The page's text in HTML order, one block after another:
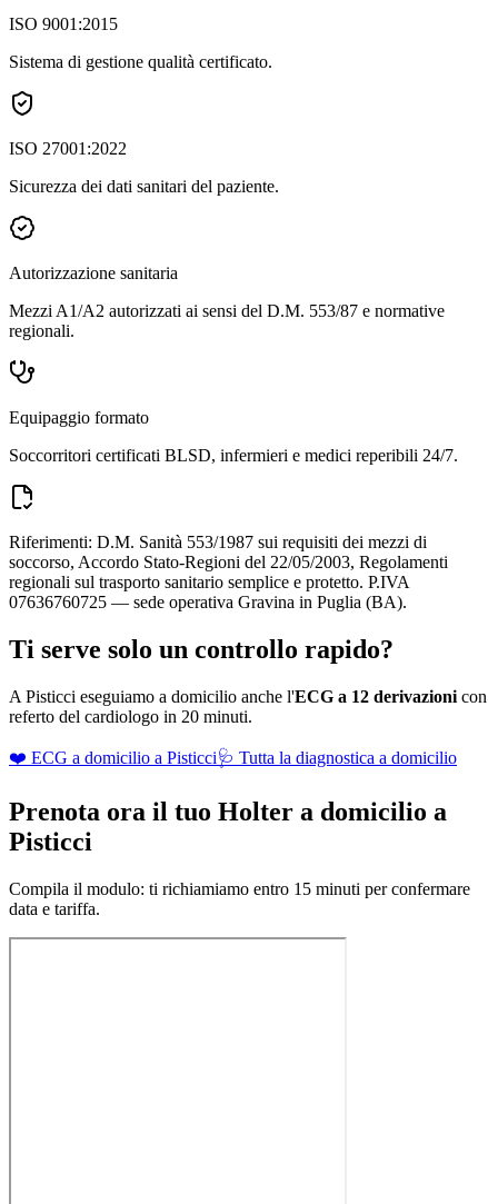
ISO 9001:2015
Sistema di gestione qualità certificato.
ISO 27001:2022
Sicurezza dei dati sanitari del paziente.
Autorizzazione sanitaria
Mezzi A1/A2 autorizzati ai sensi del D.M. 553/87 e normative
regionali.
Equipaggio formato
Soccorritori certificati BLSD, infermieri e medici reperibili 24/7.
Riferimenti: D.M. Sanità 553/1987 sui requisiti dei mezzi di
soccorso, Accordo Stato-Regioni del 22/05/2003, Regolamenti
regionali sul trasporto sanitario semplice e protetto. P.IVA
07636760725 — sede operativa Gravina in Puglia (BA).
Ti serve solo un controllo rapido?
A Pisticci eseguiamo a domicilio anche l'ECG a 12 derivazioni con
referto del cardiologo in 20 minuti.
❤️ ECG a domicilio a Pisticci🩺 Tutta la diagnostica a domicilio
Prenota ora il tuo Holter a domicilio a
Pisticci
Compila il modulo: ti richiamiamo entro 15 minuti per confermare
data e tariffa.